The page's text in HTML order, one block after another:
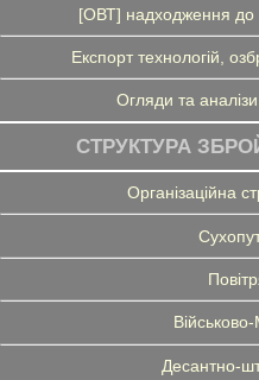
[ОВТ] надходження
Експорт технологій,
Огляди та
СТРУКТУРА
Організаційна
Десантно-